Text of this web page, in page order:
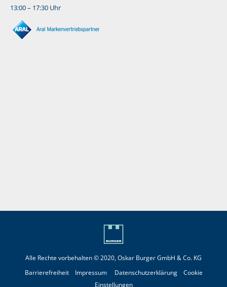
13:00 – 17:30 Uhr
Alle Rechte vorbehalten © 2020, Oskar Burger GmbH & Co. KG
Barrierefreiheit
Impressum Datenschutzerklärung
Cookie
Einstellungen